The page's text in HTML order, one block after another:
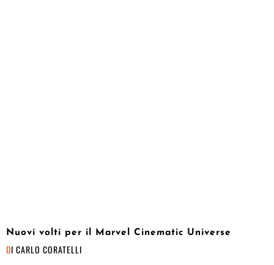
Nuovi volti per il Marvel Cinematic Universe
DI CARLO CORATELLI